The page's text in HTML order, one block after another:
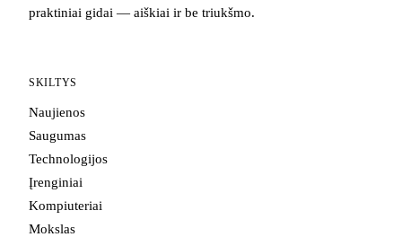
praktiniai gidai — aiškiai ir be triukšmo.
SKILTYS
Naujienos
Saugumas
Technologijos
Įrenginiai
Kompiuteriai
Mokslas